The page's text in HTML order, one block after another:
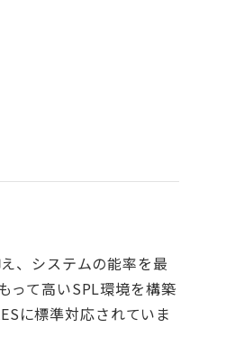
、システムの能率を最
って高いSPL環境を構築
に標準対応されていま